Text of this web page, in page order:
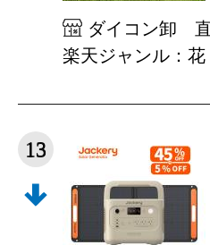
ダイコン卸
楽天ジャンル：
13